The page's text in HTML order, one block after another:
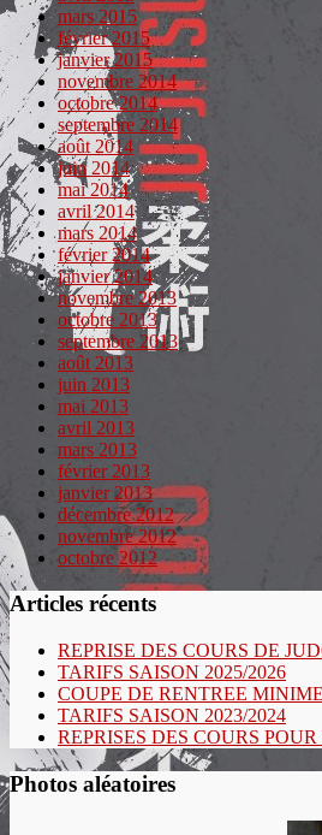
mars 2015
février 2015
janvier 2015
novembre 2014
octobre 2014
septembre 2014
août 2014
juin 2014
mai 2014
avril 2014
mars 2014
février 2014
janvier 2014
novembre 2013
octobre 2013
septembre 2013
août 2013
juin 2013
mai 2013
avril 2013
mars 2013
février 2013
janvier 2013
décembre 2012
novembre 2012
octobre 2012
Articles récents
REPRISE DES COURS DE
TARIFS SAISON 2025/2026
COUPE DE RENTREE
TARIFS SAISON 2023/2024
REPRISES DES COURS
Photos aléatoires